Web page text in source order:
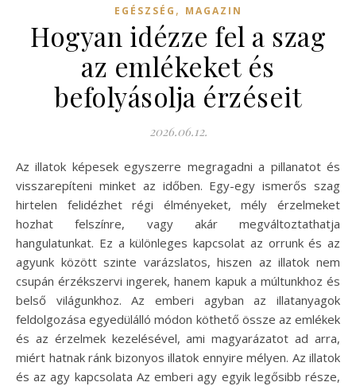
EGÉSZSÉG , MAGAZIN
Hogyan idézze fel a szag
az emlékeket és
befolyásolja érzéseit
2026.06.12.
Az illatok képesek egyszerre megragadni a pillanatot és
visszarepíteni minket az időben. Egy-egy ismerős szag
hirtelen felidézhet régi élményeket, mély érzelmeket
hozhat felszínre, vagy akár megváltoztathatja
hangulatunkat. Ez a különleges kapcsolat az orrunk és az
agyunk között szinte varázslatos, hiszen az illatok nem
csupán érzékszervi ingerek, hanem kapuk a múltunkhoz és
belső világunkhoz. Az emberi agyban az illatanyagok
feldolgozása egyedülálló módon köthető össze az emlékek
és az érzelmek kezelésével, ami magyarázatot ad arra,
miért hatnak ránk bizonyos illatok ennyire mélyen. Az illatok
és az agy kapcsolata Az emberi agy egyik legősibb része,